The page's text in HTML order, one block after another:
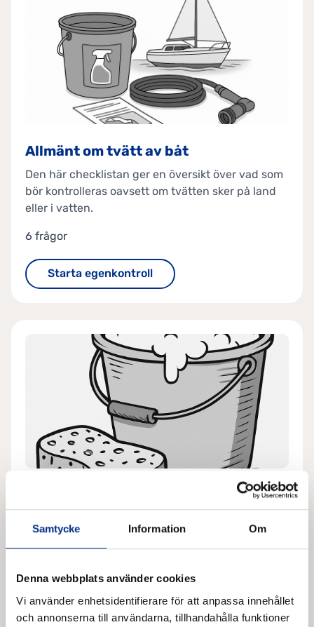
Samtycke Information Om
Denna webbplats använder cookies
Vi använder enhetsidentifierare för att anpassa innehållet
och annonserna till användarna, tillhandahålla funktioner
Allmänt om tvätt av båt
Den här checklistan ger en översikt över vad som
bör kontrolleras oavsett om tvätten sker på land
eller i vatten.
6 frågor
Starta egenkontroll
när tvättning sker på land utan
reningsanläggning.
3 frågor
Starta egenkontroll